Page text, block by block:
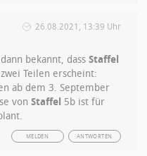
26.08.2021, 13:39 Uhr
bekannt, dassStaffel
Teilen erscheint:
ab dem 3. September
vonStaffel 5b ist für
ANTWORTEN
MELDEN